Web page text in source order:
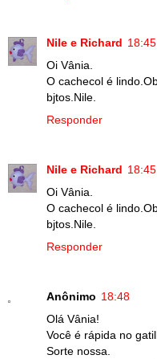
Nile e Richard 18:45
Oi Vânia.
O cachecol é
bjtos.Nile.
Responder
Nile e Richard 18:45
Oi Vânia.
O cachecol é
bjtos.Nile.
Responder
Anônimo 18:48
Olá Vânia!
Você é rápida no
Sorte nossa.